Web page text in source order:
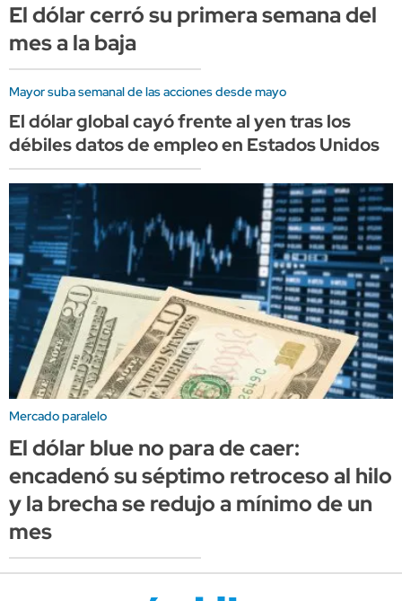
El dólar cerró su primera semana del
mes a la baja
Mayor suba semanal de las acciones desde mayo
El dólar global cayó frente al yen tras los
débiles datos de empleo en Estados Unidos
Mercado paralelo
El dólar blue no para de caer:
encadenó su séptimo retroceso al hilo
y la brecha se redujo a mínimo de un
mes